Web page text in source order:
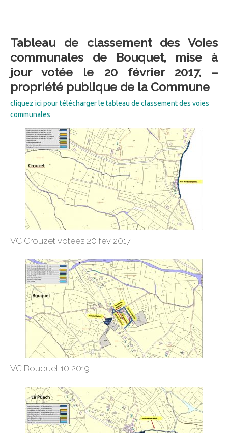
Tableau de classement des Voies
communales de Bouquet, mise à
jour votée le 20 février 2017, –
propriété publique de la Commune
cliquez ici pour télécharger le tableau de classement des voies
communales
VC Crouzet votées 20 fev 2017
VC Bouquet 10 2019